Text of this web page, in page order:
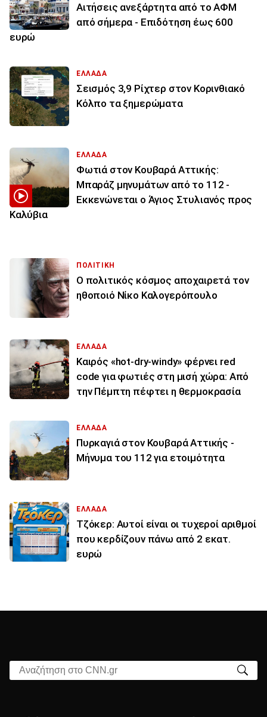
Αιτήσεις ανεξάρτητα από το ΑΦΜ
από σήμερα - Επιδότηση έως 600
ευρώ
ΕΛΛΑΔΑ
Σεισμός 3,9 Ρίχτερ στον Κορινθιακό
Κόλπο τα ξημερώματα
ΕΛΛΑΔΑ
Φωτιά στον Κουβαρά Αττικής:
Μπαράζ μηνυμάτων από το 112 -
Εκκενώνεται ο Άγιος Στυλιανός προς
Καλύβια
ΠΟΛΙΤΙΚΗ
Ο πολιτικός κόσμος αποχαιρετά τον
ηθοποιό Νίκο Καλογερόπουλο
ΕΛΛΑΔΑ
Καιρός «hot-dry-windy» φέρνει red
code για φωτιές στη μισή χώρα: Από
την Πέμπτη πέφτει η θερμοκρασία
ΕΛΛΑΔΑ
Πυρκαγιά στον Κουβαρά Αττικής -
Μήνυμα του 112 για ετοιμότητα
ΕΛΛΑΔΑ
Τζόκερ: Αυτοί είναι οι τυχεροί αριθμοί
που κερδίζουν πάνω από 2 εκατ.
ευρώ
Αναζήτηση στο CNN.gr